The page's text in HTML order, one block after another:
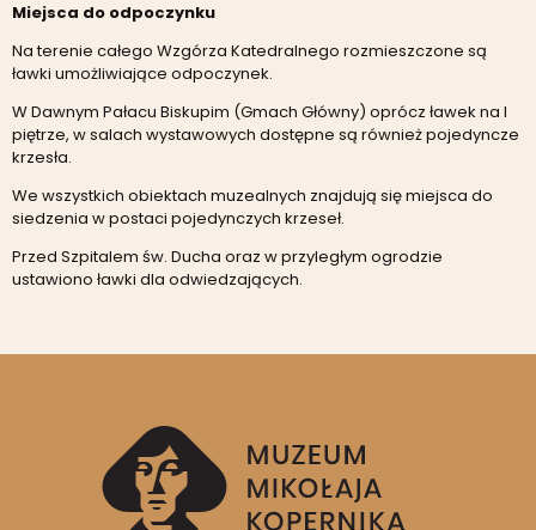
Miejsca do odpoczynku
Na terenie całego Wzgórza Katedralnego rozmieszczone są
ławki umożliwiające odpoczynek.
W Dawnym Pałacu Biskupim (Gmach Główny) oprócz ławek na I
piętrze, w salach wystawowych dostępne są również pojedyncze
krzesła.
We wszystkich obiektach muzealnych znajdują się miejsca do
siedzenia w postaci pojedynczych krzeseł.
Przed Szpitalem św. Ducha oraz w przyległym ogrodzie
ustawiono ławki dla odwiedzających.